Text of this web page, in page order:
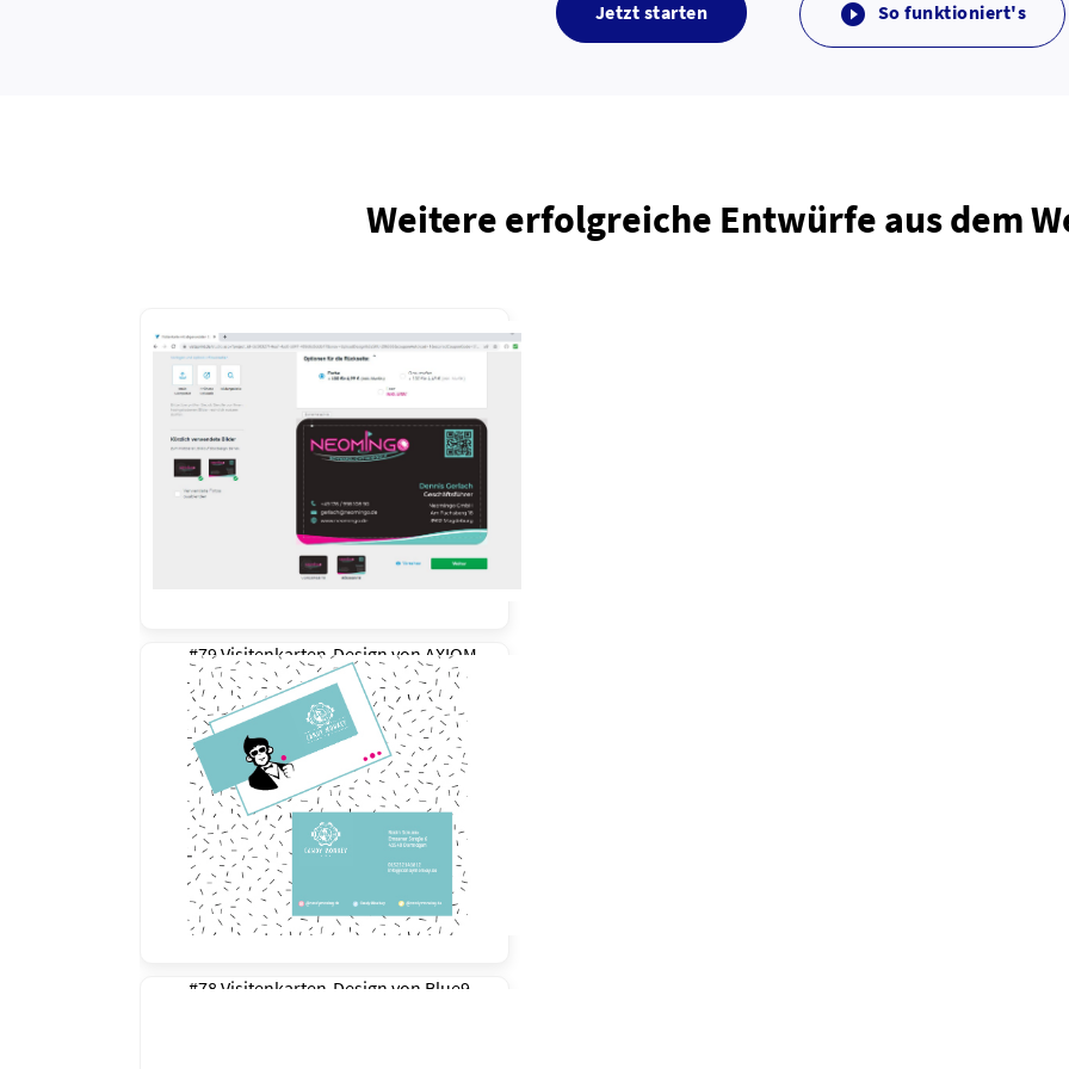
Jetzt starten  So funktioniert's
Weitere erfolgreiche Entwürfe aus dem
#79 Visitenkarten-Design von AXIOM
#78 Visitenkarten-Design von Blue9